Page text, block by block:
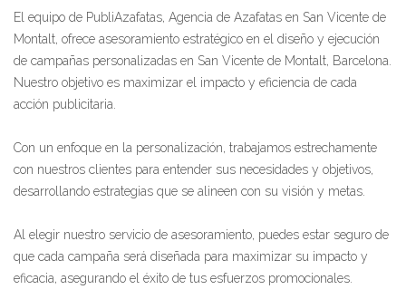
El equipo de PubliAzafatas, Agencia de Azafatas en San Vicente de
Montalt, ofrece asesoramiento estratégico en el diseño y ejecución
de campañas personalizadas en San Vicente de Montalt, Barcelona.
Nuestro objetivo es maximizar el impacto y eficiencia de cada
acción publicitaria.
Con un enfoque en la personalización, trabajamos estrechamente
con nuestros clientes para entender sus necesidades y objetivos,
desarrollando estrategias que se alineen con su visión y metas.
Al elegir nuestro servicio de asesoramiento, puedes estar seguro de
que cada campaña será diseñada para maximizar su impacto y
eficacia, asegurando el éxito de tus esfuerzos promocionales.